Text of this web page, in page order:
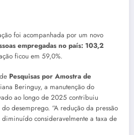
foi acompanhada por um novo
empregadas no país: 103,2
ficou em 59,0%.
Pesquisas por Amostra de
Beringuy, a manutenção do
ao longo de 2025 contribuiu
desemprego. “A redução da pressão
consideravelmente a taxa de